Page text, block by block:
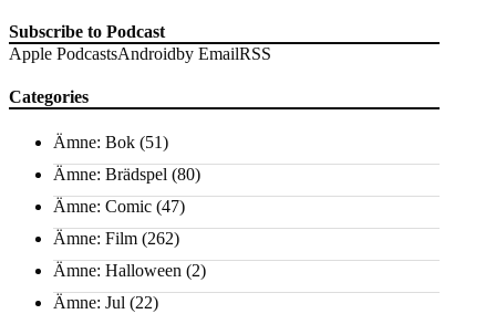
Subscribe to Podcast
Apple PodcastsAndroidby EmailRSS
Categories
Ämne: Bok (51)
Ämne: Brädspel (80)
Ämne: Comic (47)
Ämne: Film (262)
Ämne: Halloween (2)
Ämne: Jul (22)